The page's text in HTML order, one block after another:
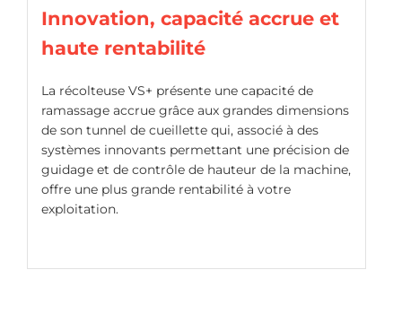
Innovation, capacité accrue et
haute rentabilité
La récolteuse VS+ présente une capacité de
ramassage accrue grâce aux grandes dimensions
de son tunnel de cueillette qui, associé à des
systèmes innovants permettant une précision de
guidage et de contrôle de hauteur de la machine,
offre une plus grande rentabilité à votre
exploitation.